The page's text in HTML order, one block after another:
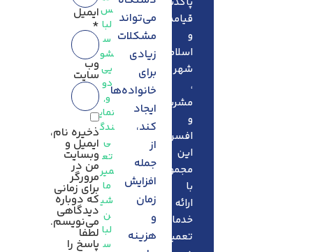
قیامدشت
و
اسلام
شهر
،
مشریه
و
افسریه
این
مجموعه
با
ارائه
خدمات
تعمیرات
می‌تواند
مشکلات
زیادی
برای
خانواده‌ها
ایجاد
کند،
از
جمله
افزایش
زمان
و
هزینه
س
لبا
س
شو
یی
دو
و,
نمای
ندگ
ی
تع
میر
ما
شی
ن
لبا
س
ایمیل
*
وب‌
سایت
ذخیره نام،
ایمیل و
وبسایت
من در
مرورگر
برای زمانی
که دوباره
دیدگاهی
می‌نویسم.
لطفا
پاسخ را